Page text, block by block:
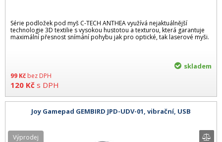
Série podložek pod myš C-TECH ANTHEA využívá nejaktuálnější
technologie 3D textilie s vysokou hustotou a texturou, která garantuje
maximální přesnost snímání pohybu jak pro optické, tak laserové myši.
99 Kč bez DPH
120 Kč s DPH
skladem
Joy Gamepad GEMBIRD JPD-UDV-01, vibrační, USB
Výprodej